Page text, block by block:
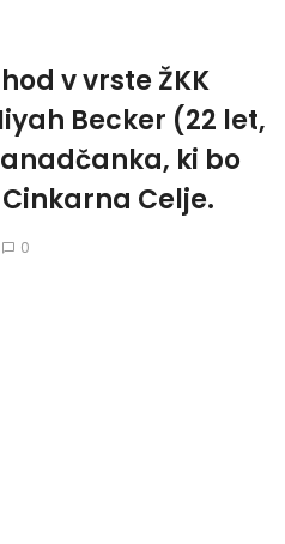
v vrste ŽKK
Becker (22 let,
ki bo
Celje.
0